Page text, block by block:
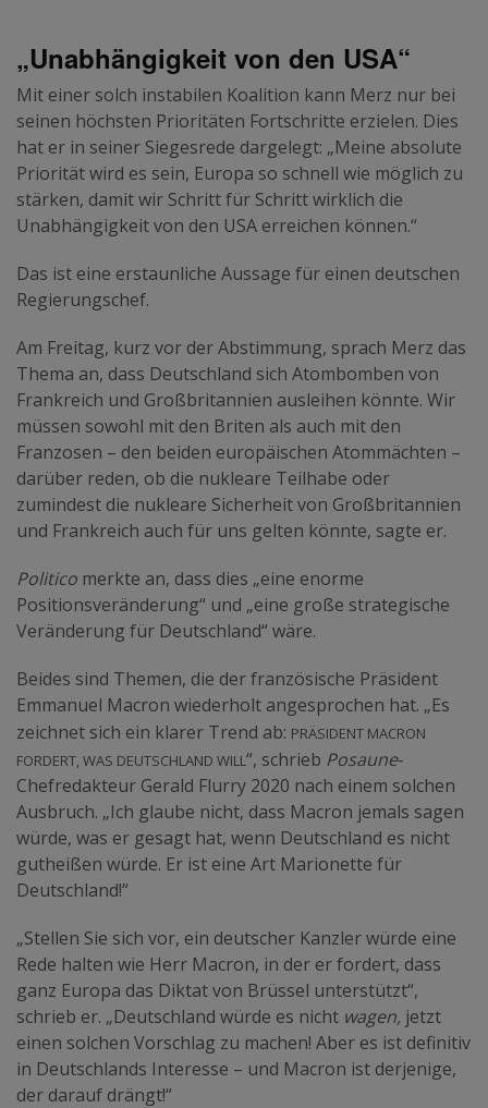
„Unabhängigkeit von den USA“
Mit einer solch instabilen Koalition kann Merz nur bei
seinen höchsten Prioritäten Fortschritte erzielen. Dies
hat er in seiner Siegesrede dargelegt: „Meine absolute
Priorität wird es sein, Europa so schnell wie möglich zu
stärken, damit wir Schritt für Schritt wirklich die
Unabhängigkeit von den USA erreichen können.“
Das ist eine erstaunliche Aussage für einen deutschen
Regierungschef.
Am Freitag, kurz vor der Abstimmung, sprach Merz das
Thema an, dass Deutschland sich Atombomben von
Frankreich und Großbritannien ausleihen könnte. Wir
müssen sowohl mit den Briten als auch mit den
Franzosen – den beiden europäischen Atommächten –
darüber reden, ob die nukleare Teilhabe oder
zumindest die nukleare Sicherheit von Großbritannien
und Frankreich auch für uns gelten könnte, sagte er.
Politico merkte an, dass dies „eine enorme
Positionsveränderung“ und „eine große strategische
Veränderung für Deutschland“ wäre.
Beides sind Themen, die der französische Präsident
Emmanuel Macron wiederholt angesprochen hat. „Es
zeichnet sich ein klarer Trend ab: Präsident Macron
fordert, was Deutschland will“, schrieb Posaune-
Chefredakteur Gerald Flurry 2020 nach einem solchen
Ausbruch. „Ich glaube nicht, dass Macron jemals sagen
würde, was er gesagt hat, wenn Deutschland es nicht
gutheißen würde. Er ist eine Art Marionette für
Deutschland!“
„Stellen Sie sich vor, ein deutscher Kanzler würde eine
Rede halten wie Herr Macron, in der er fordert, dass
ganz Europa das Diktat von Brüssel unterstützt“,
schrieb er. „Deutschland würde es nicht wagen, jetzt
einen solchen Vorschlag zu machen! Aber es ist definitiv
in Deutschlands Interesse – und Macron ist derjenige,
der darauf drängt!“